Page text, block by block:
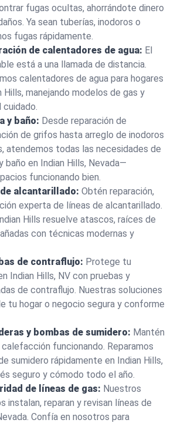
fugas ocultas, ahorrándote dinero
Ya sean tuberías, inodoros o
fugas rápidamente.
de calentadores de agua: El
está a una llamada de distancia.
calentadores de agua para hogares
Hills, manejando modelos de gas y
y baño: Desde reparación de
de grifos hasta arreglo de inodoros
atendemos todas las necesidades de
baño en Indian Hills, Nevada—
funcionando bien.
alcantarillado: Obtén reparación,
experta de líneas de alcantarillado.
Hills resuelve atascos, raíces de
con técnicas modernas y
de contraflujo: Protege tu
Indian Hills, NV con pruebas y
de contraflujo. Nuestras soluciones
tu hogar o negocio segura y conforme
y bombas de sumidero: Mantén
funcionando. Reparamos
sumidero rápidamente en Indian Hills,
seguro y cómodo todo el año.
de líneas de gas: Nuestros
instalan, reparan y revisan líneas de
Confía en nosotros para